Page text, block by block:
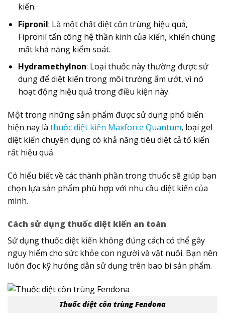
kiến.
Fipronil: Là một chất diệt côn trùng hiệu quả,
Fipronil tấn công hệ thần kinh của kiến, khiến chúng
mất khả năng kiểm soát.
Hydramethylnon: Loại thuốc này thường được sử
dụng để diệt kiến trong môi trường ẩm ướt, vì nó
hoạt động hiệu quả trong điều kiện này.
Một trong những sản phẩm được sử dụng phổ biến
hiện nay là thuốc diệt kiến Maxforce Quantum, loại gel
diệt kiến chuyên dụng có khả năng tiêu diệt cả tổ kiến
rất hiệu quả.
Có hiểu biết về các thành phần trong thuốc sẽ giúp bạn
chọn lựa sản phẩm phù hợp với nhu cầu diệt kiến của
mình.
Cách sử dụng thuốc diệt kiến an toàn
Sử dụng thuốc diệt kiến không đúng cách có thể gây
nguy hiểm cho sức khỏe con người và vật nuôi. Bạn nên
luôn đọc kỹ hướng dẫn sử dụng trên bao bì sản phẩm.
Thuốc diệt côn trùng Fendona